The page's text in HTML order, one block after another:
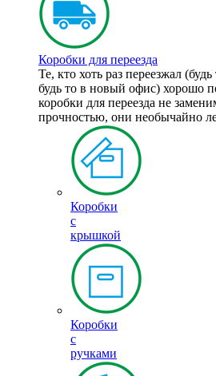
Коробки для переезда
Те, кто хоть раз переезжал
будь то в новый офис) хорошо
коробки для переезда не
прочностью, они необычайно
Коробки
с
крышкой
Коробки
с
ручками